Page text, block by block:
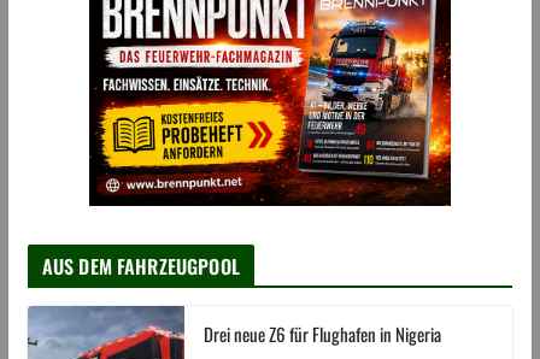
AUS DEM FAHRZEUGPOOL
Drei neue Z6 für Flughafen in Nigeria